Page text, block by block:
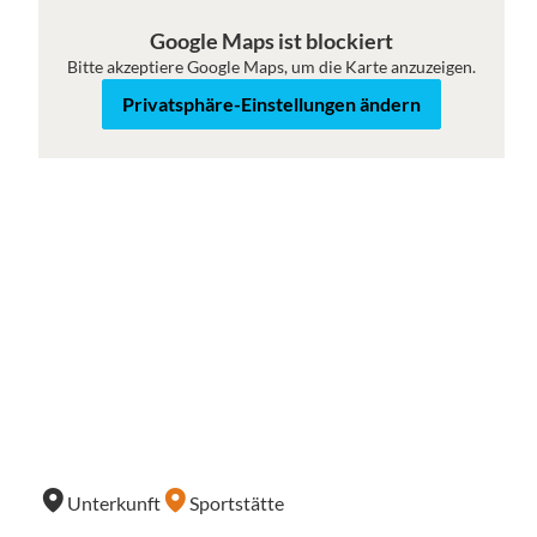
Satellit
Google Maps ist blockiert
Bitte akzeptiere Google Maps, um die Karte anzuzeigen.
Privatsphäre-Einstellungen ändern
Unterkunft
Sportstätte